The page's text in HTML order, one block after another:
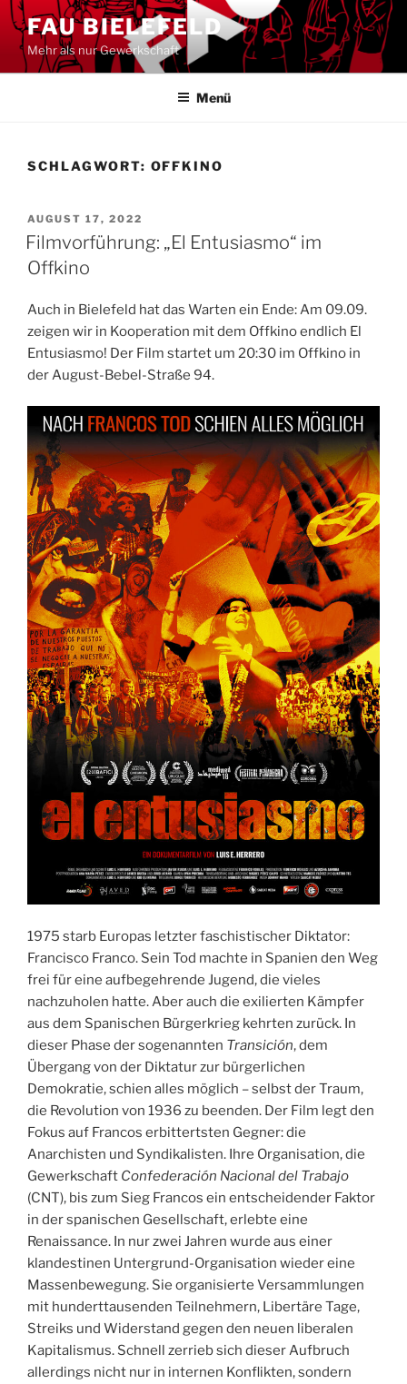
Zum
Inhalt
springen
FAU BIELEFELD
Mehr als nur Gewerkschaft
Menü
SCHLAGWORT: OFFKINO
VERÖFFENTLICHT
AM
AUGUST 17, 2022
Filmvorführung: „El Entusiasmo“ im
Offkino
Auch in Bielefeld hat das Warten ein Ende: Am 09.09.
zeigen wir in Kooperation mit dem Offkino endlich El
Entusiasmo! Der Film startet um 20:30 im Offkino in
der August-Bebel-Straße 94.
1975 starb Europas letzter faschistischer Diktator:
Francisco Franco. Sein Tod machte in Spanien den Weg
frei für eine aufbegehrende Jugend, die vieles
nachzuholen hatte. Aber auch die exilierten Kämpfer
aus dem Spanischen Bürgerkrieg kehrten zurück. In
dieser Phase der sogenannten Transición, dem
Übergang von der Diktatur zur bürgerlichen
Demokratie, schien alles möglich – selbst der Traum,
die Revolution von 1936 zu beenden. Der Film legt den
Fokus auf Francos erbittertsten Gegner: die
Anarchisten und Syndikalisten. Ihre Organisation, die
Gewerkschaft Confederación Nacional del Trabajo
(CNT), bis zum Sieg Francos ein entscheidender Faktor
in der spanischen Gesellschaft, erlebte eine
Renaissance. In nur zwei Jahren wurde aus einer
klandestinen Untergrund-Organisation wieder eine
Massenbewegung. Sie organisierte Versammlungen
mit hunderttausenden Teilnehmern, Libertäre Tage,
Streiks und Widerstand gegen den neuen liberalen
Kapitalismus. Schnell zerrieb sich dieser Aufbruch
allerdings nicht nur in internen Konflikten, sondern